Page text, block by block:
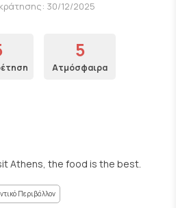
30/12/2025
5
Ατμόσφαιρα
Athens, the food is the best.
Περιβάλλον